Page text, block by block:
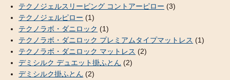
テクノジェルスリーピング コントアーピロー (3)
テクノジェルピロー (1)
テクノラボ・ダニロック (1)
テクノラボ・ダニロック プレミアムタイプマットレス (1)
テクノラボ・ダニロック マットレス (2)
デミシルク デュエット掛ふとん (2)
デミシルク掛ふとん (2)